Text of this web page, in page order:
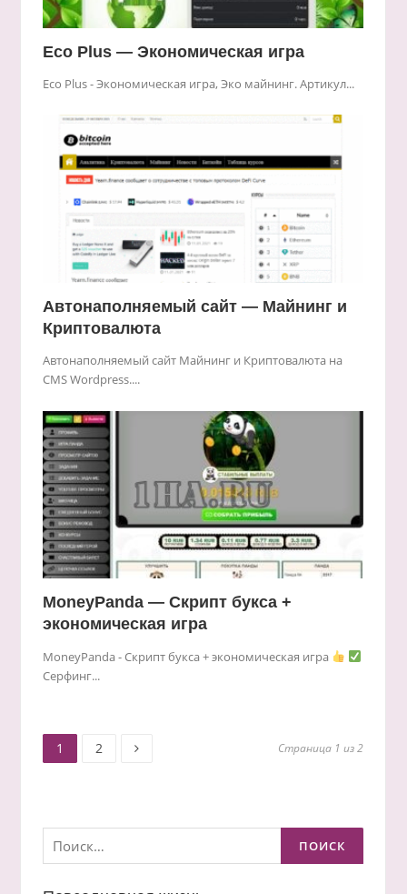
Eco Plus — Экономическая игра
Eco Plus - Экономическая игра, Эко майнинг. Артикул...
Автонаполняемый сайт — Майнинг и
Криптовалюта
Автонаполняемый сайт Майнинг и Криптовалюта на
CMS Wordpress....
MoneyPanda — Скрипт букса +
экономическая игра
MoneyPanda - Скрипт букса + экономическая игра
Серфинг...
Пагинация
Старница
1 Старница
2 Страница 1 из 2
Найти: